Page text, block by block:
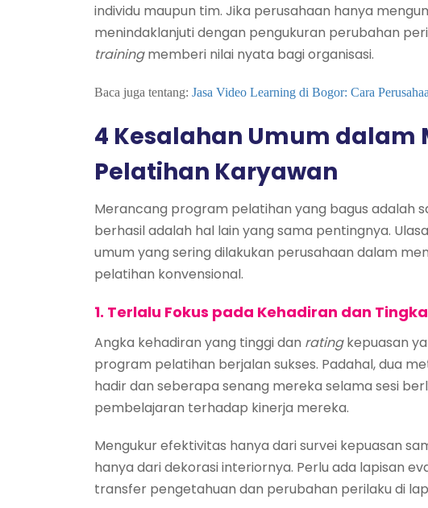
individu maupun tim. Jika perusahaan hanya
menindaklanjuti dengan pengukuran perubahan
trainingmemberi nilai nyata bagi organisasi.
Baca juga tentang: Jasa Video Learning di Bogor: Cara
4 Kesalahan Umum dalam
Pelatihan Karyawan
Merancang program pelatihan yang bagus adalah
berhasil adalah hal lain yang sama pentingnya.
umum yang sering dilakukan perusahaan dalam
pelatihan konvensional.
1. Terlalu Fokus pada Kehadiran dan
Angka kehadiran yang tinggi dan ratingkepuasan
program pelatihan berjalan sukses. Padahal, dua
hadir dan seberapa senang mereka selama sesi
pembelajaran terhadap kinerja mereka.
Mengukur efektivitas hanya dari survei kepuasan
hanya dari dekorasi interiornya. Perlu ada lapisan
transfer pengetahuan dan perubahan perilaku di